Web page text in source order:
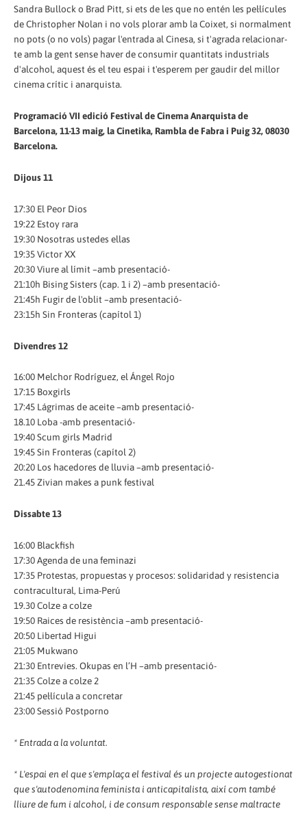
Sandra Bullock o Brad Pitt, si ets de les que no entén les pel·lícules
de Christopher Nolan i no vols plorar amb la Coixet, si normalment
no pots (o no vols) pagar l'entrada al Cinesa, si t'agrada relacionar-
te amb la gent sense haver de consumir quantitats industrials
d'alcohol, aquest és el teu espai i t'esperem per gaudir del millor
cinema crític i anarquista.
Programació VII edició Festival de Cinema Anarquista de
Barcelona, 11-13 maig, la Cinetika, Rambla de Fabra i Puig 32, 08030
Barcelona.
Dijous 11
17:30 El Peor Dios
19:22 Estoy rara
19:30 Nosotras ustedes ellas
19:35 Victor XX
20:30 Viure al límit –amb presentació-
21:10h Bising Sisters (cap. 1 i 2) –amb presentació-
21:45h Fugir de l'oblit –amb presentació-
23:15h Sin Fronteras (capítol 1)
Divendres 12
16:00 Melchor Rodríguez, el Ángel Rojo
17:15 Boxgirls
17:45 Lágrimas de aceite –amb presentació-
18.10 Loba -amb presentació-
19:40 Scum girls Madrid
19:45 Sin Fronteras (capítol 2)
20:20 Los hacedores de lluvia –amb presentació-
21.45 Zivian makes a punk festival
Dissabte 13
16:00 Blackfish
17:30 Agenda de una feminazi
17:35 Protestas, propuestas y procesos: solidaridad y resistencia
contracultural, Lima-Perú
19.30 Colze a colze
19:50 Raices de resistència –amb presentació-
20:50 Libertad Higui
21:05 Mukwano
21:30 Entrevies. Okupas en l’H –amb presentació-
21:35 Colze a colze 2
21:45 pel·lícula a concretar
23:00 Sessió Postporno
* Entrada a la voluntat.
* L'espai en el que s'emplaça el festival és un projecte autogestionat
que s'autodenomina feminista i anticapitalista, així com també
lliure de fum i alcohol, i de consum responsable sense maltracte